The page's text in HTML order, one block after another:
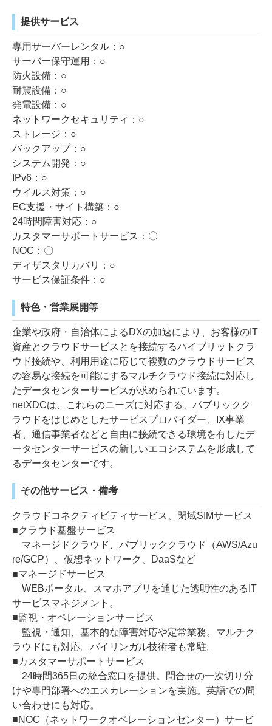
提供サービス
専用サーバーレンタル：○
サーバー保守運用：○
防火設備：○
耐震設備：○
発電設備：○
ネットワークセキュリティ：○
ストレージ：○
バックアップ：○
システム開発：○
IPv6：○
ウイルス対策：○
EC支援・サイト構築：○
24時間障害対応：○
カスタマーサポートサービス：〇
NOC：〇
ディザスタリカバリ：○
サービス保証条件：○
特色・営業展開等
企業や政府・自治体によるDXの加速により、お客様のIT
資産とクラウドサービスとを接続するハイブリットクラ
ウド接続や、利用用途に応じて複数のクラウドサービス
の容易な接続を可能にするマルチクラウド接続に対応し
たデータセンターサービスが求められています。
netXDCは、これらのニーズに対応する、パブリックク
ラウドをはじめとしたサービスプロバイダー、IX事業
者、通信事業者などと自由に接続できる環境を有したデ
ータセンターサービスの新しいエコシステムを形成して
るデータセンターです。
その他サービス・備考
クラウドコネクティビティサービス、閉域SIMサービス
■クラウド基盤サービス
マネージドクラウド、パブリッククラウド（AWS/Azu
re/GCP）、仮想ネットワーク、DaaSなど
■マネージドサービス
WEBポータル、スマホアプリを通じた透明性のあるIT
サービスマネジメント。
■監視・オペレーションサービス
監視・通知、基本的な障害対応や定常業務。マルチク
ラウドにも対応。バイリンガル技術者も常駐。
■カスタマーサポートサービス
24時間365日の統合窓口を提供。問合せの一次切り分
けや専門部署へのエスカレーションを実施。英語での問
い合わせにも対応。
■NOC（ネットワークオペレーションセンター）サービ